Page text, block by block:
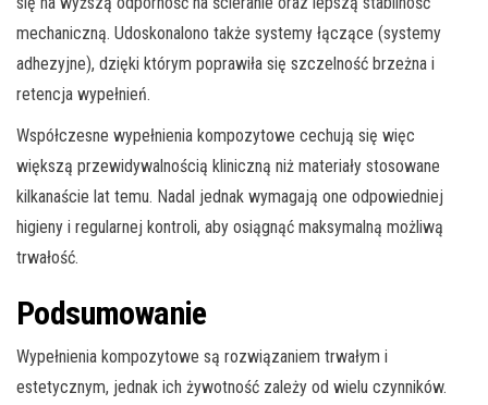
mechaniczną. Udoskonalono także systemy łączące (systemy
adhezyjne), dzięki którym poprawiła się szczelność brzeżna i
retencja wypełnień.
Współczesne wypełnienia kompozytowe cechują się więc
większą przewidywalnością kliniczną niż materiały stosowane
kilkanaście lat temu. Nadal jednak wymagają one odpowiedniej
higieny i regularnej kontroli, aby osiągnąć maksymalną możliwą
trwałość.
Podsumowanie
Wypełnienia kompozytowe są rozwiązaniem trwałym i
estetycznym, jednak ich żywotność zależy od wielu czynników.